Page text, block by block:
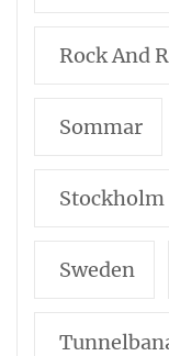
Rock And
Sommar
Stockholm
Sweden